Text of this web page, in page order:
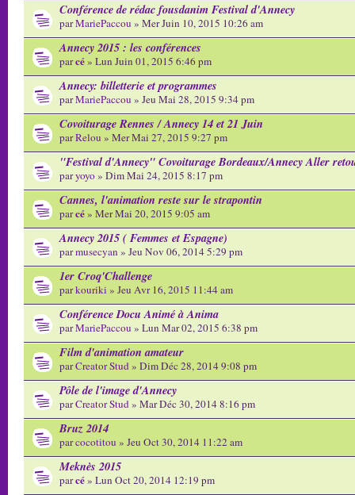
Conférence de rédac fousdanim Festival d'Annecy
parMariePaccou » Mer Juin 10, 2015 10:26 am
Annecy 2015 : les conférences
parcé» Lun Juin 01, 2015 6:46 pm
Annecy: billetterie et programmes
parMariePaccou » Jeu Mai 28, 2015 9:34 pm
Covoiturage Rennes / Annecy 14 et 21 Juin
parRelou » Mer Mai 27, 2015 9:27 pm
"Festival d'Annecy" Covoiturage Bordeaux/Annecy Aller
paryoyo» Dim Mai 24, 2015 8:17 pm
Cannes, l'animation reste sur le strapontin
parcé» Mer Mai 20, 2015 9:05 am
Annecy 2015 ( Femmes et Espagne)
parmusecyan » Jeu Nov 06, 2014 5:29 pm
1er Croq'Challenge
parkouriki » Jeu Avr 16, 2015 11:44 am
Conférence Docu Animé à Anima
parMariePaccou » Lun Mar 02, 2015 6:38 pm
Film d'animation amateur
parCreator Stud» Dim Déc 28, 2014 9:08 pm
Pôle de l'image d'Annecy
parCreator Stud» Mar Déc 30, 2014 8:16 pm
Bruz 2014
parcocotitou » Jeu Oct 30, 2014 11:22 am
Meknès 2015
parcé» Lun Oct 20, 2014 12:19 pm